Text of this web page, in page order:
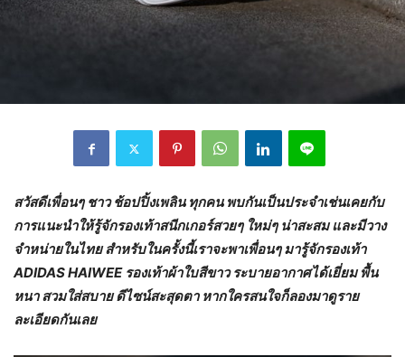
สวัสดีเพื่อนๆ ชาว ช้อปปิ้งเพลิน ทุกคน พบกันเป็นประจำเช่นเคยกับ
การแนะนำให้รู้จักรองเท้าสนีกเกอร์สวยๆ ใหม่ๆ น่าสะสม และมีวาง
จำหน่ายในไทย สำหรับในครั้งนี้เราจะพาเพื่อนๆ มารู้จักรองเท้า
ADIDAS HAIWEE รองเท้าผ้าใบสีขาว ระบายอากาศได้เยี่ยม พื้น
หนา สวมใส่สบาย ดีไซน์สะสุดตา หากใครสนใจก็ลองมาดูราย
ละเอียดกันเลย